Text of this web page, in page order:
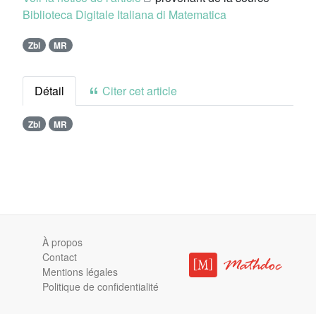
Biblioteca Digitale Italiana di Matematica
Zbl MR
Détail Citer cet article
Zbl MR
À propos
Contact
Mentions légales
Politique de confidentialité